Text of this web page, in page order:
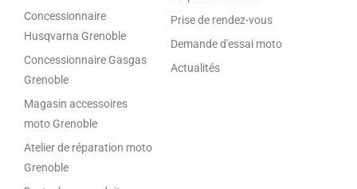
Concessionnaire
Husqvarna Grenoble
Concessionnaire Gasgas
Grenoble
Magasin accessoires
moto Grenoble
Atelier de réparation moto
Grenoble
Prise de rendez-vous
Demande d'essai moto
Actualités